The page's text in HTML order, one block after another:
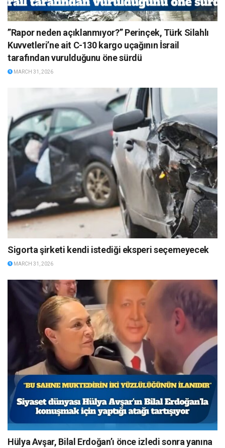
”Rapor neden açıklanmıyor?” Perinçek, Türk Silahlı
Kuvvetleri’ne ait C-130 kargo uçağının İsrail
tarafından vurulduğunu öne sürdü
MARCH 31, 2026
Sigorta şirketi kendi istediği eksperi seçemeyecek
MARCH 31, 2026
Hülya Avşar, Bilal Erdoğan’ı önce izledi sonra yanına